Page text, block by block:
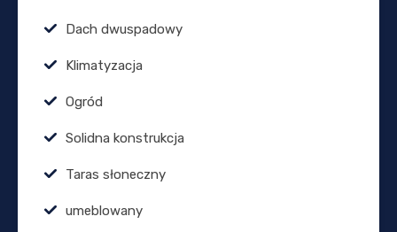
Dach dwuspadowy
Klimatyzacja
Ogród
Solidna konstrukcja
Taras słoneczny
umeblowany